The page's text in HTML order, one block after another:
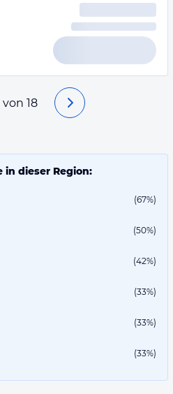
von 18
dieser Region:
(67%)
(50%)
(42%)
(33%)
(33%)
(33%)